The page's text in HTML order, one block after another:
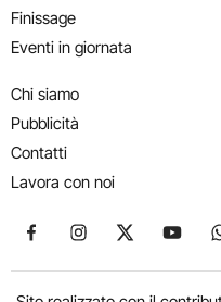
Finissage
Eventi in giornata
Chi siamo
Pubblicità
Contatti
Lavora con noi
Seguici su Facebook
Seguici suSeguici su X